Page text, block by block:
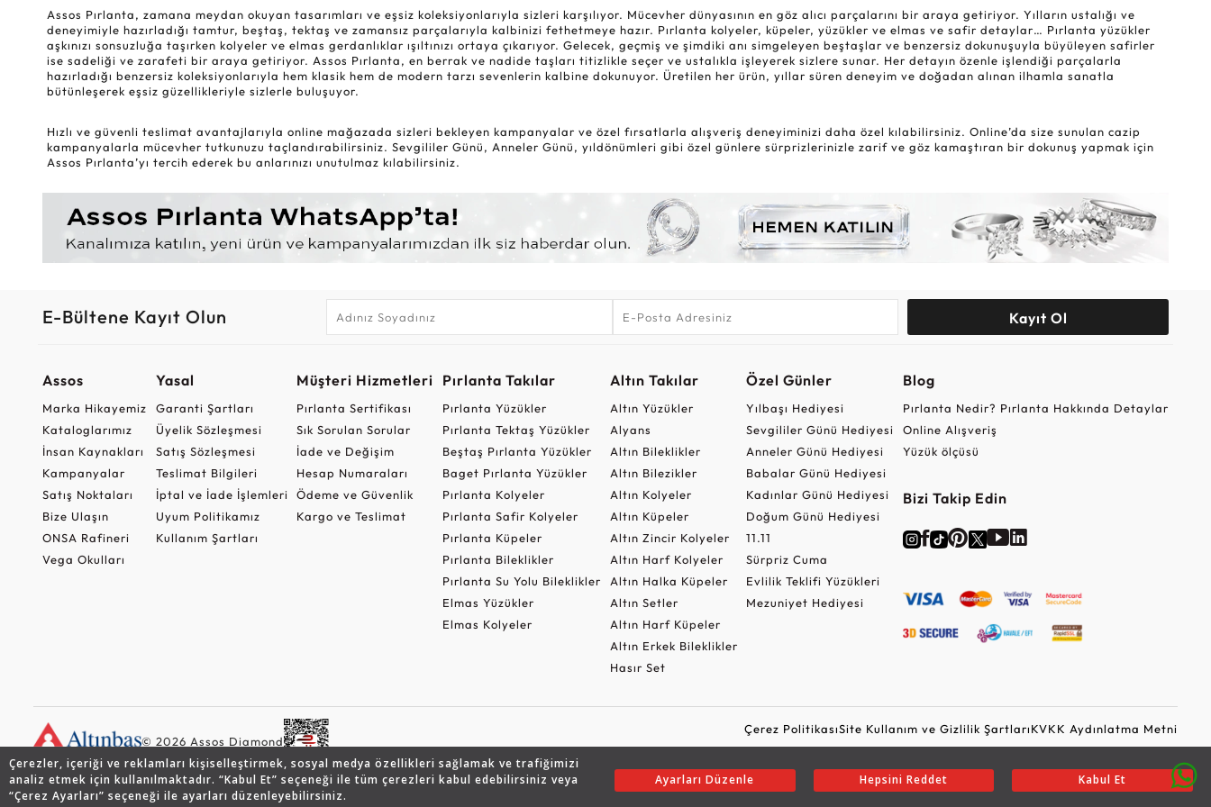
Çerezler, içeriği ve reklamları kişiselleştirmek, sosyal medya özellikleri sağlamak ve trafiğimizi
analiz etmek için kullanılmaktadır. “Kabul Et” seçeneği ile tüm çerezleri kabul edebilirsiniz veya
“Çerez Ayarları” seçeneği ile ayarları düzenleyebilirsiniz.
Ayarları Düzenle Hepsini Reddet Kabul Et
Assos Pırlanta, zamana meydan okuyan tasarımları ve eşsiz koleksiyonlarıyla sizleri karşılıyor. Mücevher dünyasının en göz alıcı parçalarını bir araya getiriyor. Yılların ustalığı ve
deneyimiyle hazırladığı tamtur, beştaş, tektaş ve zamansız parçalarıyla kalbinizi fethetmeye hazır. Pırlanta kolyeler, küpeler, yüzükler ve elmas ve safir detaylar… Pırlanta yüzükler
aşkınızı sonsuzluğa taşırken kolyeler ve elmas gerdanlıklar ışıltınızı ortaya çıkarıyor. Gelecek, geçmiş ve şimdiki anı simgeleyen beştaşlar ve benzersiz dokunuşuyla büyüleyen safirler
ise sadeliği ve zarafeti bir araya getiriyor. Assos Pırlanta, en berrak ve nadide taşları titizlikle seçer ve ustalıkla işleyerek sizlere sunar. Her detayın özenle işlendiği parçalarla
hazırladığı benzersiz koleksiyonlarıyla hem klasik hem de modern tarzı sevenlerin kalbine dokunuyor. Üretilen her ürün, yıllar süren deneyim ve doğadan alınan ilhamla sanatla
bütünleşerek eşsiz güzellikleriyle sizlerle buluşuyor.
Hızlı ve güvenli teslimat avantajlarıyla online mağazada sizleri bekleyen kampanyalar ve özel fırsatlarla alışveriş deneyiminizi daha özel kılabilirsiniz. Online’da size sunulan cazip
kampanyalarla mücevher tutkunuzu taçlandırabilirsiniz. Sevgililer Günü, Anneler Günü, yıldönümleri gibi özel günlere sürprizlerinizle zarif ve göz kamaştıran bir dokunuş yapmak için
Assos Pırlanta’yı tercih ederek bu anlarınızı unutulmaz kılabilirsiniz.
E-Bültene Kayıt Olun Kayıt Ol
Assos
Marka Hikayemiz
Kataloglarımız
İnsan Kaynakları
Kampanyalar
Satış Noktaları
Bize Ulaşın
ONSA Rafineri
Vega Okulları
Yasal
Garanti Şartları
Üyelik Sözleşmesi
Satış Sözleşmesi
Teslimat Bilgileri
İptal ve İade İşlemleri
Uyum Politikamız
Kullanım Şartları
Müşteri Hizmetleri
Pırlanta Sertifikası
Sık Sorulan Sorular
İade ve Değişim
Hesap Numaraları
Ödeme ve Güvenlik
Kargo ve Teslimat
Pırlanta Takılar
Pırlanta Yüzükler
Pırlanta Tektaş Yüzükler
Beştaş Pırlanta Yüzükler
Baget Pırlanta Yüzükler
Pırlanta Kolyeler
Pırlanta Safir Kolyeler
Pırlanta Küpeler
Pırlanta Bileklikler
Pırlanta Su Yolu Bileklikler
Elmas Yüzükler
Elmas Kolyeler
Altın Takılar
Altın Yüzükler
Alyans
Altın Bileklikler
Altın Bilezikler
Altın Kolyeler
Altın Küpeler
Altın Zincir Kolyeler
Altın Harf Kolyeler
Altın Halka Küpeler
Altın Setler
Altın Harf Küpeler
Altın Erkek Bileklikler
Hasır Set
Özel Günler
Yılbaşı Hediyesi
Sevgililer Günü Hediyesi
Anneler Günü Hediyesi
Babalar Günü Hediyesi
Kadınlar Günü Hediyesi
Doğum Günü Hediyesi
11.11
Sürpriz Cuma
Evlilik Teklifi Yüzükleri
Mezuniyet Hediyesi
Blog
Pırlanta Nedir? Pırlanta Hakkında Detaylar
Online Alışveriş
Yüzük ölçüsü
Bizi Takip Edin
© 2026 Assos Diamond
Çerez PolitikasıSite Kullanım ve Gizlilik ŞartlarıKVKK Aydınlatma Metni